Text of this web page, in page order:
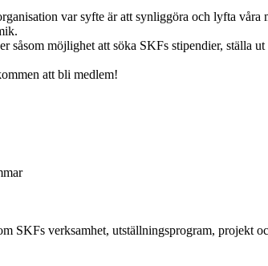
var syfte är att synliggöra och lyfta
möjlighet att söka SKFs stipendier, ställa
att bli medlem!
verksamhet, utställningsprogram, projekt